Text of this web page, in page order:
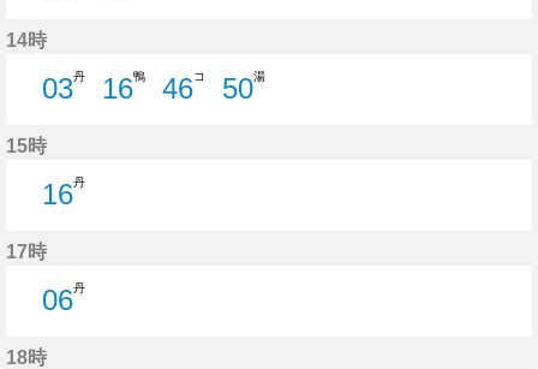
14時
03丹
16鴨
46コ
50湯
15時
16丹
17時
06丹
18時